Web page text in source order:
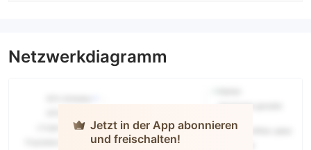
Netzwerkdiagramm
Jetzt in der App abonnieren
und freischalten!
ADROFX